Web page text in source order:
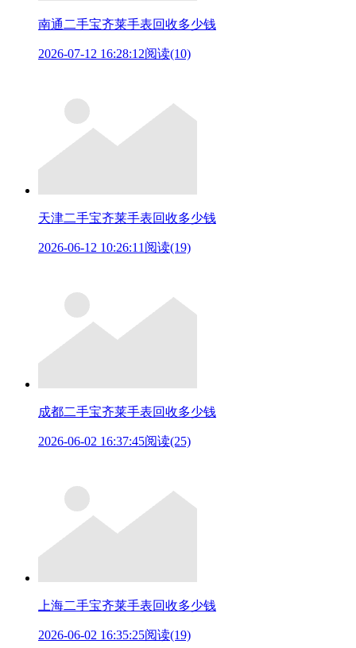
南通二手宝齐莱手表回收多少钱
2026-07-12 16:28:12阅读(10)
天津二手宝齐莱手表回收多少钱
2026-06-12 10:26:11 阅读(19)
成都二手宝齐莱手表回收多少钱
2026-06-02 16:37:45阅读(25)
上海二手宝齐莱手表回收多少钱
2026-06-02 16:35:25阅读(19)